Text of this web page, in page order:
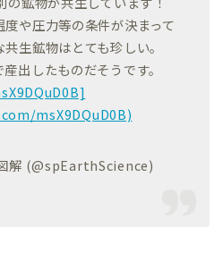
や圧力等の条件が決まって
生鉱物はとても珍しい。
出したものだそうです。
msX9DQuD0B)
解 (@spEarthScience)